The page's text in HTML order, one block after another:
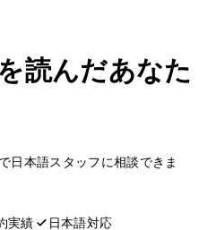
読んだあなた
日本語スタッフに相談できま
実績
日本語対応